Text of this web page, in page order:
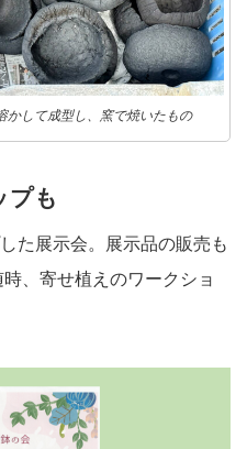
かして成型し、窯で焼いたもの
プも
た展示会。展示品の販売も
、寄せ植えのワークショ